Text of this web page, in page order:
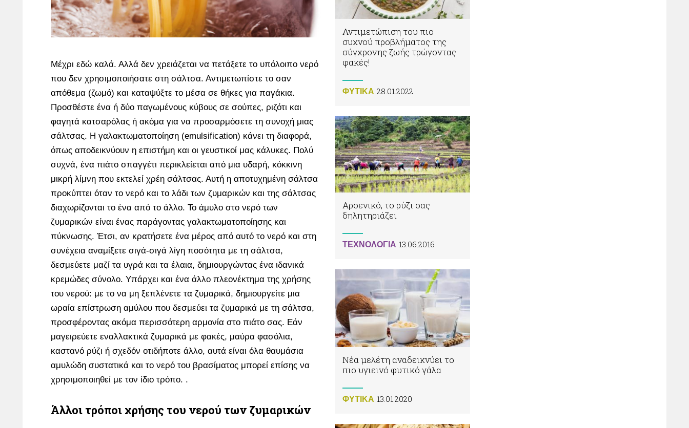
Μέχρι εδώ καλά. Αλλά δεν χρειάζεται να πετάξετε το υπόλοιπο νερό
που δεν χρησιμοποιήσατε στη σάλτσα. Αντιμετωπίστε το σαν
απόθεμα (ζωμό) και καταψύξτε το μέσα σε θήκες για παγάκια.
Προσθέστε ένα ή δύο παγωμένους κύβους σε σούπες, ριζότι και
φαγητά κατσαρόλας ή ακόμα για να προσαρμόσετε τη συνοχή μιας
σάλτσας. Η γαλακτωματοποίηση (emulsification) κάνει τη διαφορά,
όπως αποδεικνύουν η επιστήμη και οι γευστικοί μας κάλυκες. Πολύ
συχνά, ένα πιάτο σπαγγέτι περικλείεται από μια υδαρή, κόκκινη
μικρή λίμνη που εκτελεί χρέη σάλτσας. Αυτή η αποτυχημένη σάλτσα
προκύπτει όταν το νερό και το λάδι των ζυμαρικών και της σάλτσας
διαχωρίζονται το ένα από το άλλο. Το άμυλο στο νερό των
ζυμαρικών είναι ένας παράγοντας γαλακτωματοποίησης και
πύκνωσης. Έτσι, αν κρατήσετε ένα μέρος από αυτό το νερό και στη
συνέχεια αναμίξετε σιγά-σιγά λίγη ποσότητα με τη σάλτσα,
δεσμεύετε μαζί τα υγρά και τα έλαια, δημιουργώντας ένα ιδανικά
κρεμώδες σύνολο. Υπάρχει και ένα άλλο πλεονέκτημα της χρήσης
του νερού: με το να μη ξεπλένετε τα ζυμαρικά, δημιουργείτε μια
ωραία επίστρωση αμύλου που δεσμεύει τα ζυμαρικά με τη σάλτσα,
προσφέροντας ακόμα περισσότερη αρμονία στο πιάτο σας. Εάν
μαγειρεύετε εναλλακτικά ζυμαρικά με φακές, μαύρα φασόλια,
καστανό ρύζι ή σχεδόν οτιδήποτε άλλο, αυτά είναι όλα θαυμάσια
αμυλώδη συστατικά και το νερό του βρασίματος μπορεί επίσης να
χρησιμοποιηθεί με τον ίδιο τρόπο. .
Άλλοι τρόποι χρήσης του νερού των ζυμαρικών
Αντιμετώπιση του πιο
συχνού προβλήματος της
σύγχρονης ζωής τρώγοντας
φακές!
ΦΥΤΙΚA 28.01.2022
Αρσενικό, το ρύζι σας
δηλητηριάζει
ΤΕΧΝΟΛΟΓΙΑ 13.06.2016
Νέα μελέτη αναδεικνύει το
πιο υγιεινό φυτικό γάλα
ΦΥΤΙΚA 13.01.2020